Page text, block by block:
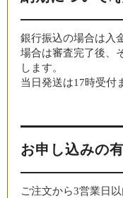
銀行振込の場合は入
場合は審査完了後、
します。
当日発送は17時受付
お申し込みの
ご注文から3営業日